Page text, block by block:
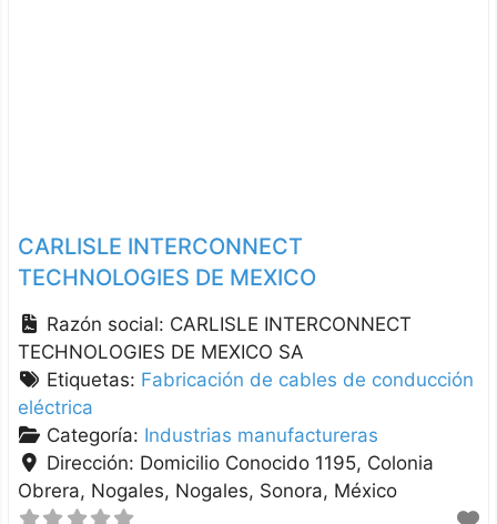
CARLISLE INTERCONNECT
TECHNOLOGIES DE MEXICO
Razón social: CARLISLE INTERCONNECT
TECHNOLOGIES DE MEXICO SA
Etiquetas: Fabricación de cables de conducción
eléctrica
Categoría: Industrias manufactureras
Dirección: Domicilio Conocido 1195, Colonia
Obrera, Nogales Nogales Sonora México